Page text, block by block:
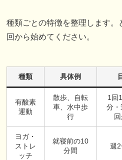
種類ごとの特徴を整理します。
回から始めてください。
種類 具体例
有酸素
運動
散歩、自転
車、水中歩
行
1回
分・
ヨガ・
ストレ
ッチ
就寝前の10
分間
週2